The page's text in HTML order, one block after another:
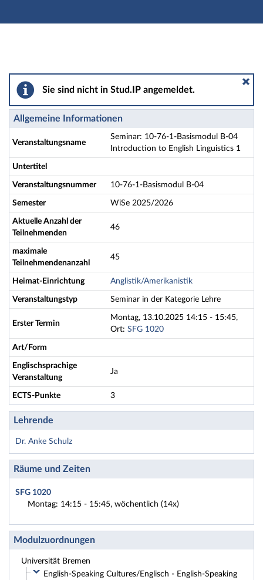
Hauptnavigation
Seminar: 10-76-1-Basismodul B-04 Introduction to
Sie sind nicht in Stud.IP angemeldet.
Allgemeine Informationen
Veranstaltungsname
Seminar: 10-76-1-Basismodul B-04
Introduction to English Linguistics 1
Untertitel
Veranstaltungsnummer 10-76-1-Basismodul B-04
Semester WiSe 2025/2026
Aktuelle Anzahl der
Teilnehmenden
46
maximale
Teilnehmendenanzahl
45
Heimat-Einrichtung Anglistik/Amerikanistik
Veranstaltungstyp Seminar in der Kategorie Lehre
Erster Termin
Montag, 13.10.2025 14:15 - 15:45,
Ort: SFG 1020
Art/Form
Englischsprachige
Veranstaltung
Ja
ECTS-Punkte 3
Lehrende
Dr. Anke Schulz
Räume und Zeiten
SFG 1020
Montag: 14:15 - 15:45, wöchentlich (14x)
Modulzuordnungen
Universität Bremen
English-Speaking Cultures/Englisch - English-Speaking